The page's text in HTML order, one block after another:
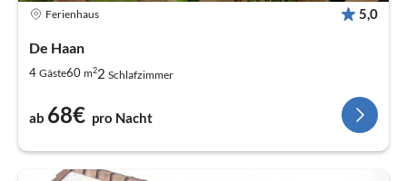
Ferienhaus 5,0
De Haan
4 Gäste60 m22 Schlafzimmer
ab 68€ pro Nacht